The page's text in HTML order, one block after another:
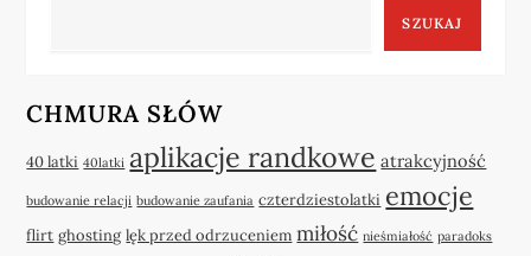
SZUKAJ
CHMURA SŁÓW
40 latki 40latki aplikacje randkowe atrakcyjność
budowanie relacji budowanie zaufania czterdziestolatki emocje
flirt ghosting lęk przed odrzuceniem miłość nieśmiałość paradoks